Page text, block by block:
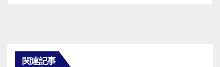
関連記事